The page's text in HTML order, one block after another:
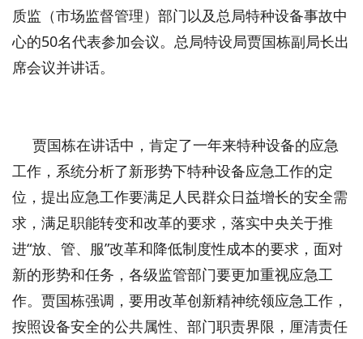
质监（市场监督管理）部门以及总局特种设备事故中
心的50名代表参加会议。总局特设局贾国栋副局长出
席会议并讲话。
贾国栋在讲话中，肯定了一年来特种设备的应急
工作，系统分析了新形势下特种设备应急工作的定
位，提出应急工作要满足人民群众日益增长的安全需
求，满足职能转变和改革的要求，落实中央关于推
进“放、管、服”改革和降低制度性成本的要求，面对
新的形势和任务，各级监管部门要更加重视应急工
作。贾国栋强调，要用改革创新精神统领应急工作，
按照设备安全的公共属性、部门职责界限，厘清责任